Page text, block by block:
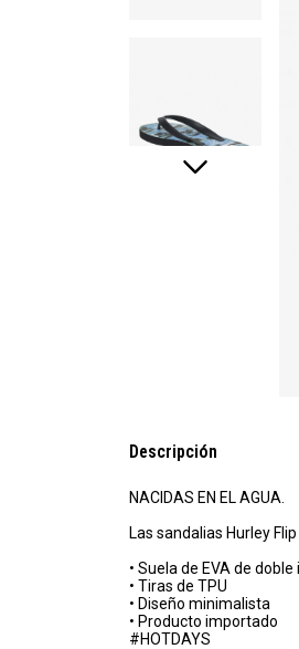
Descripción
NACIDAS EN EL AGUA.
Las sandalias Hurley
• Suela de EVA de
• Tiras de TPU
• Diseño minimalista
• Producto importado
#HOTDAYS